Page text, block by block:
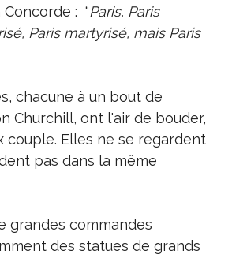
: “Paris, Paris
Paris martyrisé, mais Paris
chacune à un bout de
Churchill, ont l'air de bouder,
couple. Elles ne se regardent
pas dans la même
grandes commandes
des statues de grands